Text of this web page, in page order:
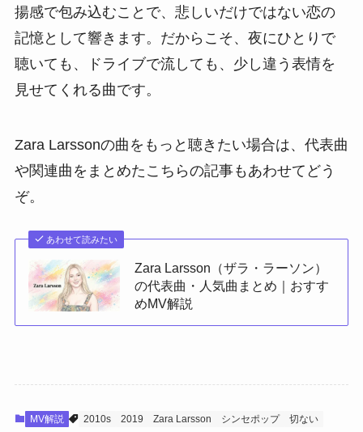
揚感で包み込むことで、悲しいだけではない恋の
記憶として響きます。だからこそ、夜にひとりで
聴いても、ドライブで流しても、少し違う表情を
見せてくれる曲です。
Zara Larssonの曲をもっと聴きたい場合は、代表曲
や関連曲をまとめたこちらの記事もあわせてどう
ぞ。
あわせて読みたい
Zara Larsson（ザラ・ラーソン）
の代表曲・人気曲まとめ｜おすす
めMV解説
MV解説 2010s 2019 Zara Larsson シンセポップ 切ない